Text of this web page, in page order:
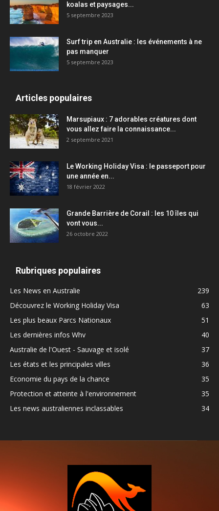
koalas et paysages...
5 septembre 2023
Surf trip en Australie : les événements à ne
pas manquer
5 septembre 2023
Articles populaires
Marsupiaux : 7 adorables créatures dont
vous allez faire la connaissance...
2 septembre 2021
Le Working Holiday Visa : le passeport pour
une année en...
18 février 2022
Grande Barrière de Corail : les 10 îles qui
vont vous...
26 octobre 2022
Rubriques populaires
Les News en Australie
239
Découvrez le Working Holiday Visa
63
Les plus beaux Parcs Nationaux
51
Les dernières infos Whv
40
Australie de l'Ouest - Sauvage et isolé
37
Les états et les principales villes
36
Economie du pays de la chance
35
Protection et atteinte à l'environnement
35
Les news australiennes inclassables
34